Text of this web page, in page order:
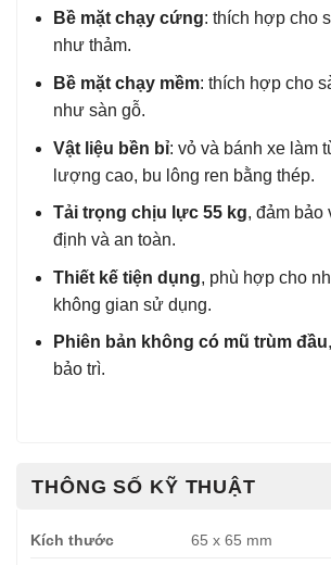
Bề mặt chạy cứng: thích hợp cho
như thảm.
Bề mặt chạy mềm: thích hợp cho
như sàn gỗ.
Vật liệu bền bỉ: vỏ và bánh xe làm
lượng cao, bu lông ren bằng thép.
Tải trọng chịu lực 55 kg, đảm bảo
định và an toàn.
Thiết kế tiện dụng, phù hợp cho
không gian sử dụng.
Phiên bản không có mũ trùm đầu
bảo trì.
THÔNG SỐ KỸ THUẬT
Kích thước 65 x 65 mm